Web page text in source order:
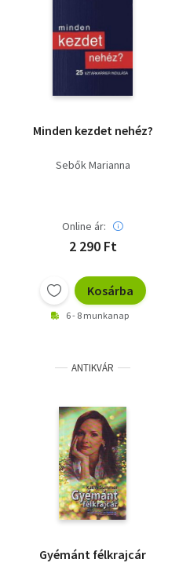
Minden kezdet nehéz?
Sebők Marianna
Online ár:
2 290 Ft
Kosárba
6 - 8 munkanap
ANTIKVÁR
Gyémánt félkrajcár